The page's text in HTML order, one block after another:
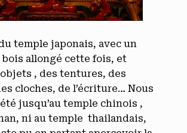
temple japonais, avec un
allongé cette fois, et
, des tentures, des
cloches, de l’écriture… Nous
été jusqu’au temple chinois ,
ni au temple thailandais,